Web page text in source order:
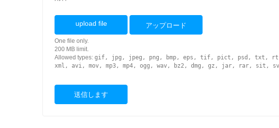
upload file アップロード
One file only.
200 MB limit.
Allowed types: gif, jpg, jpeg, png, bmp, eps, tif, pict, psd, txt,
xml, avi, mov, mp3, mp4, ogg, wav, bz2, dmg, gz, jar, rar, sit,
送信します